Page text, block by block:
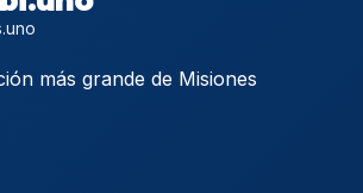
más grande de Misiones